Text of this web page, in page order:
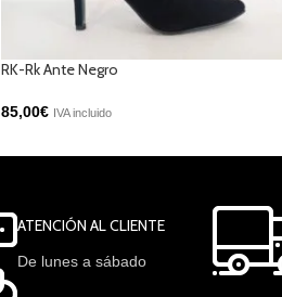
RK-Rk Ante Negro
85,00€ IVA incluido
ATENCIÓN AL CLIENTE
De lunes a sábado